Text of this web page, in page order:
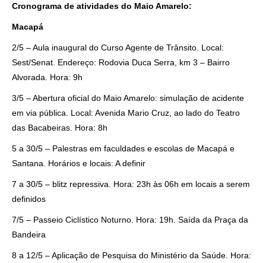
Cronograma de atividades do Maio Amarelo:
Macapá
2/5 – Aula inaugural do Curso Agente de Trânsito. Local:
Sest/Senat. Endereço: Rodovia Duca Serra, km 3 – Bairro
Alvorada. Hora: 9h
3/5 – Abertura oficial do Maio Amarelo: simulação de acidente
em via pública. Local: Avenida Mario Cruz, ao lado do Teatro
das Bacabeiras. Hora: 8h
5 a 30/5 – Palestras em faculdades e escolas de Macapá e
Santana. Horários e locais: A definir
7 a 30/5 – blitz repressiva. Hora: 23h às 06h em locais a serem
definidos
7/5 – Passeio Ciclístico Noturno. Hora: 19h. Saída da Praça da
Bandeira
8 a 12/5 – Aplicação de Pesquisa do Ministério da Saúde. Hora: